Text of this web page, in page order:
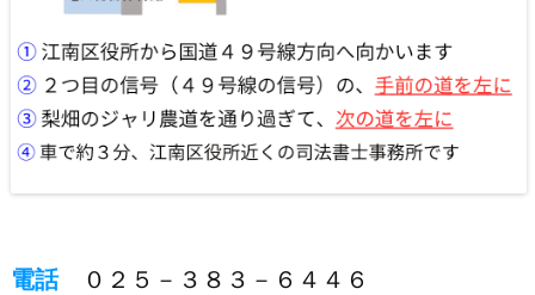
電話０２５－３８３－６４４６